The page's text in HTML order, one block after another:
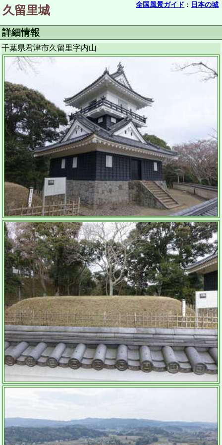
全国風景ガイド : 日本の城
久留里城
詳細情報
千葉県君津市久留里字内山